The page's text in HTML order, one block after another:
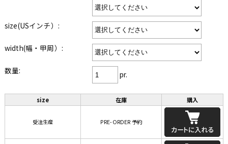
size(USインチ）:
width(幅・甲周）:
数量: pr.
size 在庫 購入
受注生産 PRE-ORDER 予約